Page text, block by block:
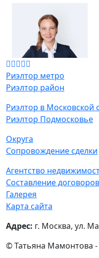
Риэлтор метро
Риэлтор район
Риэлтор в Московской
Риэлтор Подмосковье
Округа
Сопровождение сделки
Агентство
Составление договоров
Галерея
Карта сайта
Адрес: г. Москва, ул.
© Татьяна Мамонтова